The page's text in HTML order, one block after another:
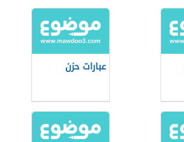
عبارات حزن